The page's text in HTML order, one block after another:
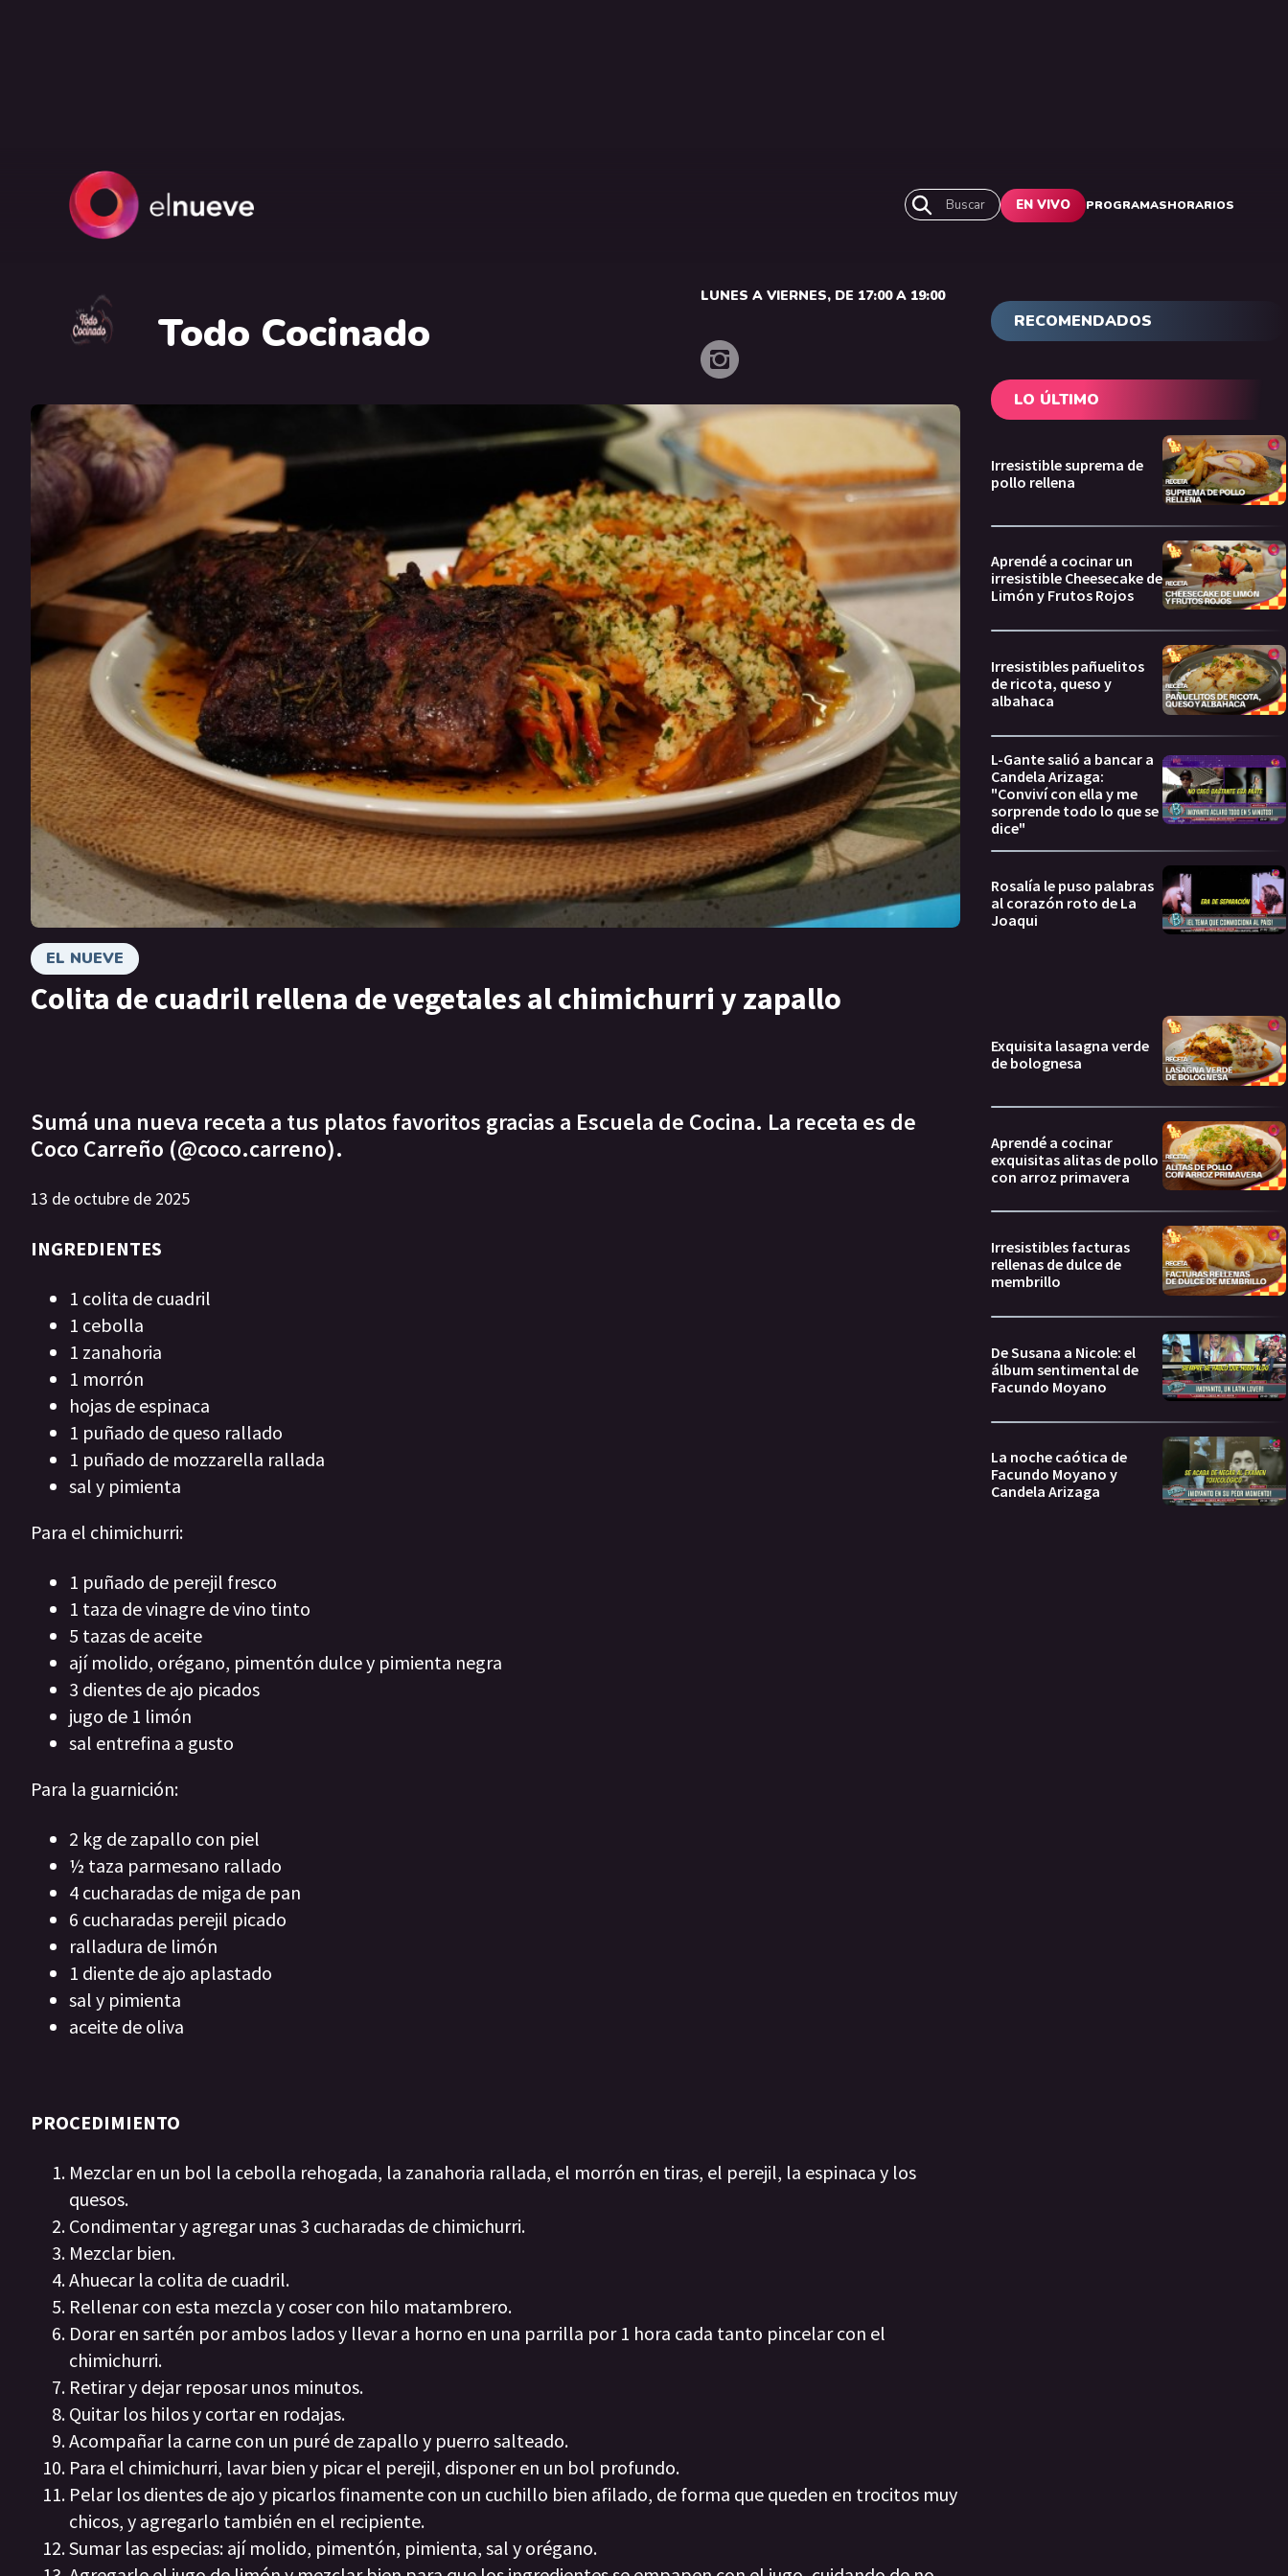
Buscar EN VIVO PROGRAMASHORARIOS
Todo Cocinado
LUNES A VIERNES, DE 17:00 A 19:00
EL NUEVE
Colita de cuadril rellena de vegetales al chimichurri y zapallo
Sumá una nueva receta a tus platos favoritos gracias a Escuela de Cocina. La receta es de
Coco Carreño (@coco.carreno).
13 de octubre de 2025
INGREDIENTES
1 colita de cuadril
1 cebolla
1 zanahoria
1 morrón
hojas de espinaca
1 puñado de queso rallado
1 puñado de mozzarella rallada
sal y pimienta
Para el chimichurri:
1 puñado de perejil fresco
1 taza de vinagre de vino tinto
5 tazas de aceite
ají molido, orégano, pimentón dulce y pimienta negra
3 dientes de ajo picados
jugo de 1 limón
sal entrefina a gusto
Para la guarnición:
2 kg de zapallo con piel
½ taza parmesano rallado
4 cucharadas de miga de pan
6 cucharadas perejil picado
ralladura de limón
1 diente de ajo aplastado
sal y pimienta
aceite de oliva
PROCEDIMIENTO
Mezclar en un bol la cebolla rehogada, la zanahoria rallada, el morrón en tiras, el perejil, la espinaca y los
quesos.
Condimentar y agregar unas 3 cucharadas de chimichurri.
Mezclar bien.
Ahuecar la colita de cuadril.
Rellenar con esta mezcla y coser con hilo matambrero.
Dorar en sartén por ambos lados y llevar a horno en una parrilla por 1 hora cada tanto pincelar con el
chimichurri.
Retirar y dejar reposar unos minutos.
Quitar los hilos y cortar en rodajas.
Acompañar la carne con un puré de zapallo y puerro salteado.
Para el chimichurri, lavar bien y picar el perejil, disponer en un bol profundo.
Pelar los dientes de ajo y picarlos finamente con un cuchillo bien afilado, de forma que queden en trocitos muy
chicos, y agregarlo también en el recipiente.
Sumar las especias: ají molido, pimentón, pimienta, sal y orégano.
RECOMENDADOS
LO ÚLTIMO
Irresistible suprema de
pollo rellena
Aprendé a cocinar un
irresistible Cheesecake de
Limón y Frutos Rojos
Irresistibles pañuelitos
de ricota, queso y
albahaca
L-Gante salió a bancar a
Candela Arizaga:
"Conviví con ella y me
sorprende todo lo que se
dice"
Rosalía le puso palabras
al corazón roto de La
Joaqui
Exquisita lasagna verde
de bolognesa
Aprendé a cocinar
exquisitas alitas de pollo
con arroz primavera
Irresistibles facturas
rellenas de dulce de
membrillo
De Susana a Nicole: el
álbum sentimental de
Facundo Moyano
La noche caótica de
Facundo Moyano y
Candela Arizaga